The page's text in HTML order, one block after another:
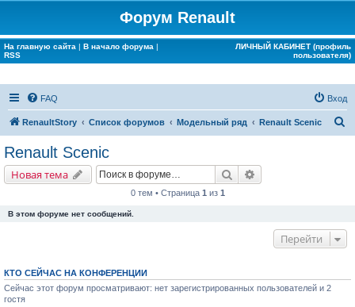
Форум Renault
На главную сайта | В начало форума |
RSS
ЛИЧНЫЙ КАБИНЕТ (профиль
пользователя)
FAQ Вход
RenaultStory Список форумов Модельный ряд Renault Scenic
Renault Scenic
Новая тема Поиск
0 тем • Страница 1 из 1
В этом форуме нет сообщений.
Перейти
КТО СЕЙЧАС НА КОНФЕРЕНЦИИ
Сейчас этот форум просматривают: нет зарегистрированных пользователей и 2
гостя